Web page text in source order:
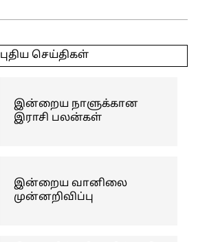
புதிய செய்திகள்
இன்றைய நாளுக்கான
இராசி பலன்கள்
இன்றைய வானிலை
முன்னறிவிப்பு